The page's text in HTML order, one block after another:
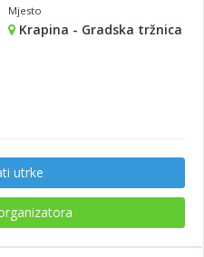
Mjesto
Krapina - Gradska tržnica
utrke